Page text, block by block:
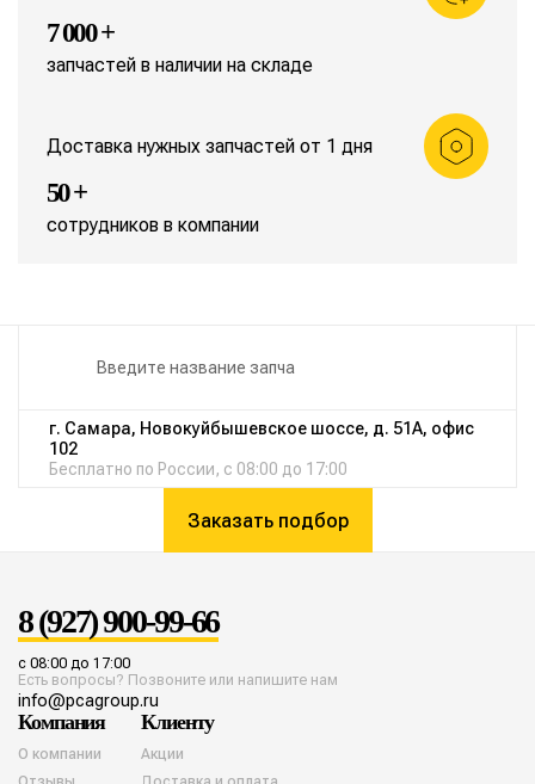
7 000 +
запчастей в наличии на складе
Доставка нужных запчастей от 1 дня
50 +
сотрудников в компании
г. Самара, Новокуйбышевское шоссе, д. 51А, офис
102
Бесплатно по России, с 08:00 до 17:00
Заказать подбор
8 (927) 900-99-66
с 08:00 до 17:00
Есть вопросы? Позвоните или напишите нам
info@pcagroup.ru
Компания
О компании
Клиенту
Акции